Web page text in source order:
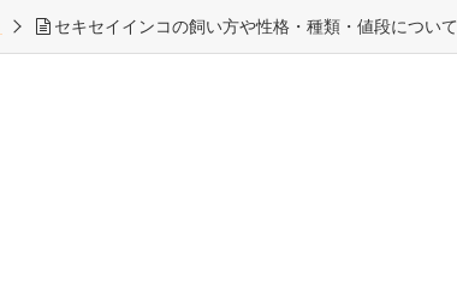
セキセイインコの飼い方や性格・種類・値段について